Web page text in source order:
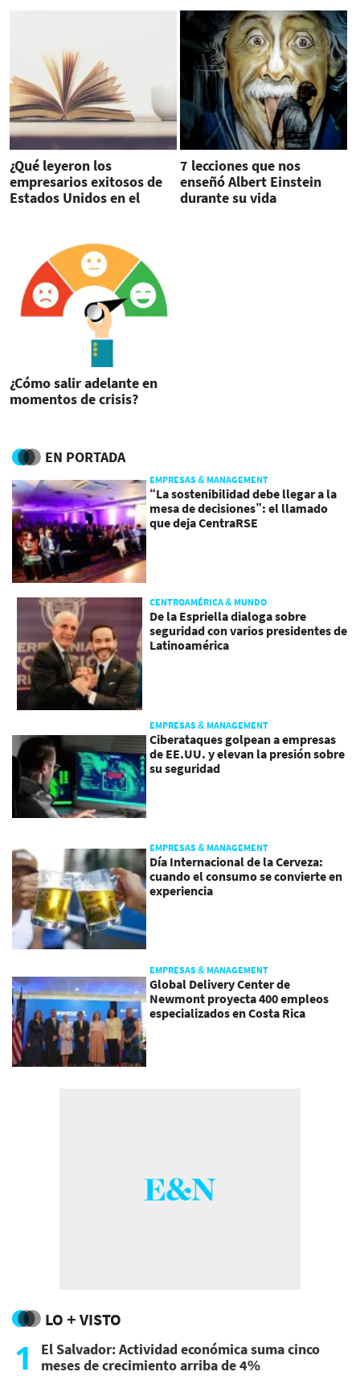
¿Qué leyeron los
empresarios exitosos de
Estados Unidos en el
7 lecciones que nos
enseñó Albert Einstein
durante su vida
¿Cómo salir adelante en
momentos de crisis?
EN PORTADA
EMPRESAS & MANAGEMENT
“La sostenibilidad debe llegar a la
mesa de decisiones”: el llamado
que deja CentraRSE
CENTROAMÉRICA & MUNDO
De la Espriella dialoga sobre
seguridad con varios presidentes de
Latinoamérica
EMPRESAS & MANAGEMENT
Ciberataques golpean a empresas
de EE.UU. y elevan la presión sobre
su seguridad
EMPRESAS & MANAGEMENT
Día Internacional de la Cerveza:
cuando el consumo se convierte en
experiencia
EMPRESAS & MANAGEMENT
Global Delivery Center de
Newmont proyecta 400 empleos
especializados en Costa Rica
LO + VISTO
1
El Salvador: Actividad económica suma cinco
meses de crecimiento arriba de 4%